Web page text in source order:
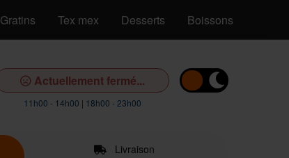
Gratins Tex mex Desserts Boissons
Actuellement fermé...
11h00 - 14h00 | 18h00 - 23h00
Livraison